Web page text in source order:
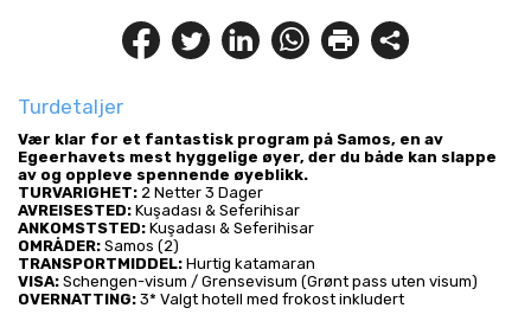
Turdetaljer
Vær klar for et fantastisk program på Samos, en av
Egeerhavets mest hyggelige øyer, der du både kan slappe
av og oppleve spennende øyeblikk.
TURVARIGHET: 2 Netter 3 Dager
AVREISESTED: Kuşadası & Seferihisar
ANKOMSTSTED: Kuşadası & Seferihisar
OMRÅDER: Samos (2)
TRANSPORTMIDDEL: Hurtig katamaran
VISA: Schengen-visum / Grensevisum (Grønt pass uten visum)
OVERNATTING: 3* Valgt hotell med frokost inkludert